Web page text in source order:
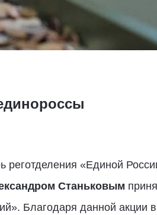
реготделения «Единой
Станьковым
Благодаря данной акции